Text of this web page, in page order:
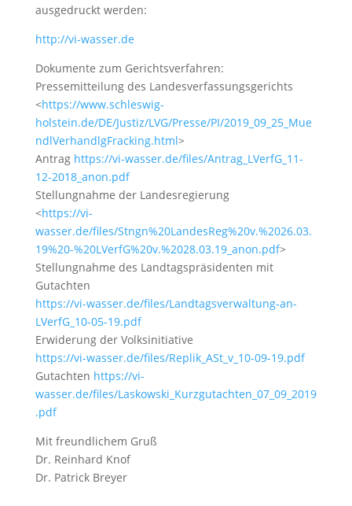
ausgedruckt werden:
http://vi-wasser.de
Dokumente zum Gerichtsverfahren:
Pressemitteilung des Landesverfassungsgerichts
<https://www.schleswig-
holstein.de/DE/Justiz/LVG/Presse/PI/2019_09_25_Mue
ndlVerhandlgFracking.html>
Antrag https://vi-wasser.de/files/Antrag_LVerfG_11-
12-2018_anon.pdf
Stellungnahme der Landesregierung
<https://vi-
wasser.de/files/Stngn%20LandesReg%20v.%2026.03.
19%20-%20LVerfG%20v.%2028.03.19_anon.pdf>
Stellungnahme des Landtagspräsidenten mit
Gutachten
https://vi-wasser.de/files/Landtagsverwaltung-an-
LVerfG_10-05-19.pdf
Erwiderung der Volksinitiative
https://vi-wasser.de/files/Replik_ASt_v_10-09-19.pdf
Gutachten https://vi-
wasser.de/files/Laskowski_Kurzgutachten_07_09_2019
.pdf
Mit freundlichem Gruß
Dr. Reinhard Knof
Dr. Patrick Breyer